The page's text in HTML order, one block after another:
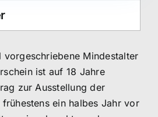
vorgeschriebene Mindestalter
ist auf 18 Jahre
zur Ausstellung der
frühestens ein halbes Jahr vor